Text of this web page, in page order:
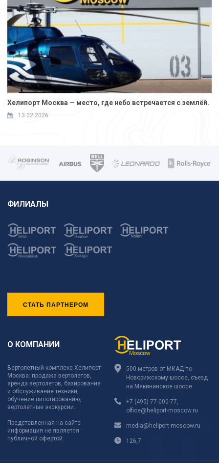
Хелипорт Москва — место, где небо встречается с землёй.
13.02.2026
ФИЛИАЛЫ
СТАТЬ ПАРТНЕРОМ
О КОМПАНИИ
Вертолетный комплекс Хелипорт
Москва: продажа вертолетов,
аренда вертолетов, базирование
и обслуживание техники,
обучение пилотированию,
вертолетные экскурсии.
Представленная на сайте
информация не является
публичной офертой.
500 метров от МКАД по
Новорижскому шоссе, съезд
на Мякининское шоссе.
+7 (495) 77-000-77
office@heliport-moscow.ru
media@heliport-moscow.ru
126,7